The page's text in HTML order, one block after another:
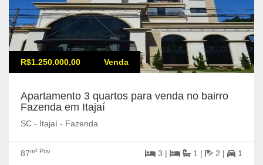
R$1.250.000,00 Venda
Apartamento 3 quartos para venda no bairro
Fazenda em Itajaí
SC - Itajaí - Fazenda
87m² Priv. 3 | 1 | 2 | 1